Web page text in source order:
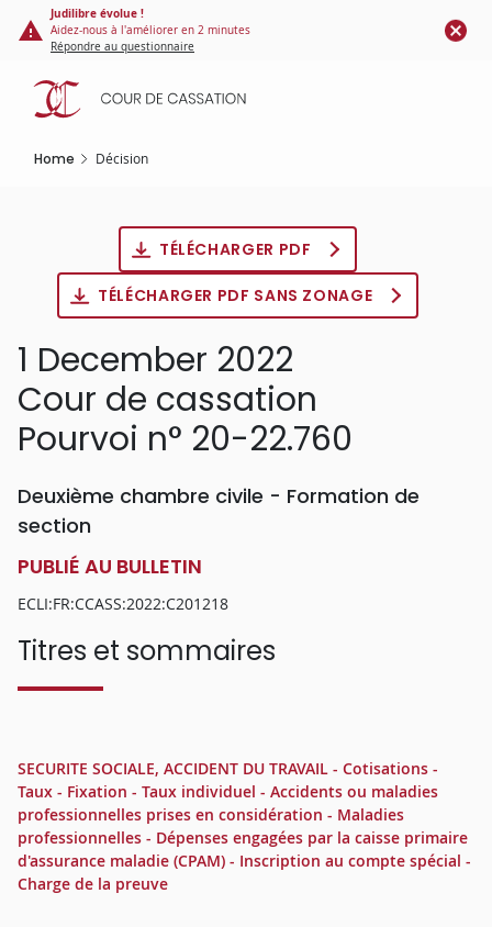
Cookies management panel
content
Judilibre évolue !
Aidez-nous à l'améliorer en 2 minutes
Répondre au questionnaire
Home Décision
TÉLÉCHARGER PDF
TÉLÉCHARGER PDF SANS ZONAGE
1 December 2022
Cour de cassation
Pourvoi n° 20-22.760
Deuxième chambre civile - Formation de
section
PUBLIÉ AU BULLETIN
ECLI:FR:CCASS:2022:C201218
Titres et sommaires
SECURITE SOCIALE, ACCIDENT DU TRAVAIL - Cotisations -
Taux - Fixation - Taux individuel - Accidents ou maladies
professionnelles prises en considération - Maladies
professionnelles - Dépenses engagées par la caisse primaire
d'assurance maladie (CPAM) - Inscription au compte spécial -
Charge de la preuve